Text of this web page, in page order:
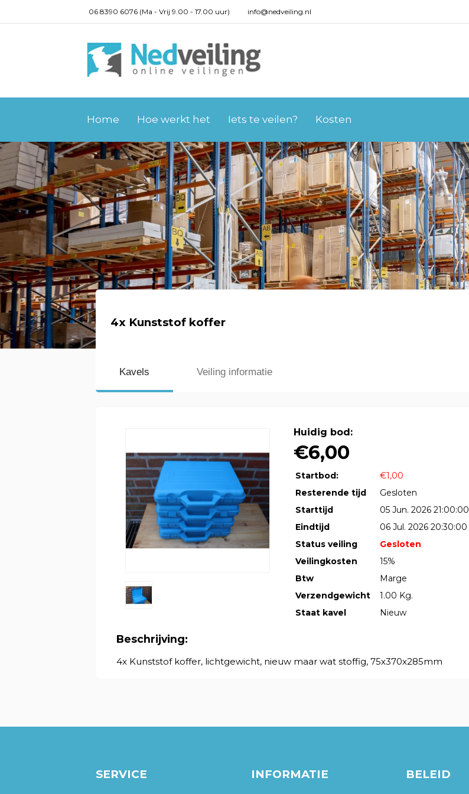
06 8390 6076 (Ma - Vrij 9.00 - 17.00 uur) info@nedveiling.nl
Home Hoe werkt het Iets te veilen? Kosten
4x Kunststof koffer
Kavels Veiling informatie
Huidig bod:
€6,00
Startbod:
€1,00
Resterende tijd
Gesloten
Starttijd
05 Jun. 2026 21:00:00
Eindtijd
06 Jul. 2026 20:30:00
Status veiling
Gesloten
Veilingkosten
15%
Btw
Marge
Verzendgewicht
1.00 Kg.
Staat kavel
Nieuw
Beschrijving:
4x Kunststof koffer, lichtgewicht, nieuw maar wat stoffig, 75x370x285mm
SERVICE INFORMATIE BELEID